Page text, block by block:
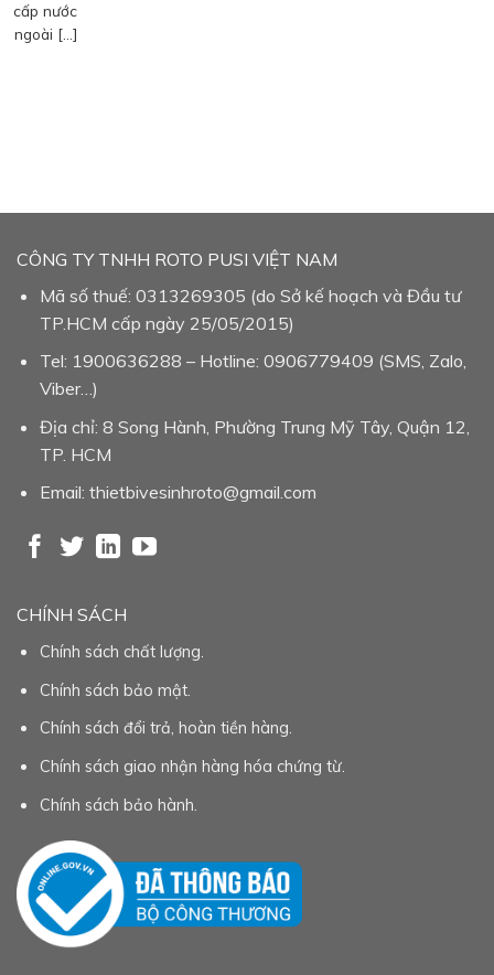
cấp nước
ngoài […]
CÔNG TY TNHH ROTO PUSI VIỆT NAM
Mã số thuế: 0313269305 (do Sở kế hoạch và Đầu tư
TP.HCM cấp ngày 25/05/2015)
Tel: 1900636288 – Hotline: 0906779409 (SMS, Zalo,
Viber…)
Địa chỉ: 8 Song Hành, Phường Trung Mỹ Tây, Quận 12,
TP. HCM
Email: thietbivesinhroto@gmail.com
CHÍNH SÁCH
Chính sách chất lượng.
Chính sách bảo mật.
Chính sách đổi trả, hoàn tiền hàng.
Chính sách giao nhận hàng hóa chứng từ.
Chính sách bảo hành.